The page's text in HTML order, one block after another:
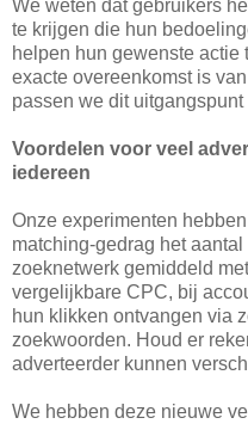
We weten dat gebruikers
te krijgen die hun
helpen hun gewenste actie
exacte overeenkomst is
passen we dit
Voordelen voor veel
iedereen
Onze experimenten
matching-gedrag het
zoeknetwerk gemiddeld
vergelijkbare CPC, bij
hun klikken ontvangen via
zoekwoorden. Houd er
adverteerder kunnen
We hebben deze nieuwe